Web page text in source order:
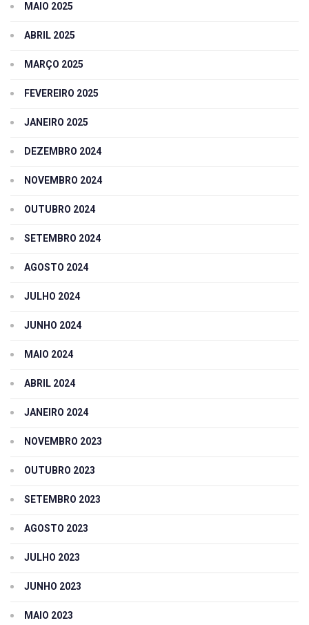
MAIO 2025
ABRIL 2025
MARÇO 2025
FEVEREIRO 2025
JANEIRO 2025
DEZEMBRO 2024
NOVEMBRO 2024
OUTUBRO 2024
SETEMBRO 2024
AGOSTO 2024
JULHO 2024
JUNHO 2024
MAIO 2024
ABRIL 2024
JANEIRO 2024
NOVEMBRO 2023
OUTUBRO 2023
SETEMBRO 2023
AGOSTO 2023
JULHO 2023
JUNHO 2023
MAIO 2023